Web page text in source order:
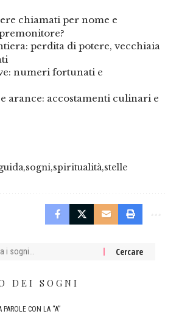
chiamati per nome e
perdita di potere, vecchiaia
numeri fortunati e
arance: accostamenti culinari e
sogni spiritualità stelle
DEI SOGNI
CON LA “A”